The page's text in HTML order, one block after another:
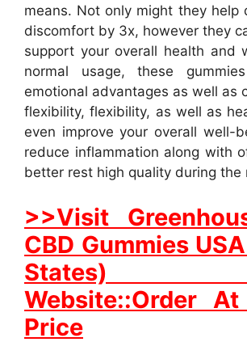
means. Not only might they help
discomfort by 3x, however they
support your overall health and
normal usage, these
emotional advantages as well as
flexibility, flexibility, as well as
even improve your overall well-
reduce inflammation along with
better rest high quality during the
>>Visit
CBD Gummies
States)
Website::Order
Price